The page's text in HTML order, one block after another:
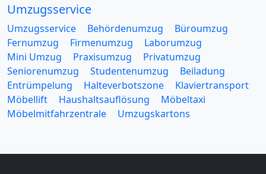
Umzugsservice
Umzugsservice Behördenumzug
Büroumzug
Fernumzug
Firmenumzug
Laborumzug
Mini Umzug
Praxisumzug
Privatumzug
Seniorenumzug
Studentenumzug
Beiladung
Entrümpelung
Halteverbotszone
Klaviertransport
Möbellift
Haushaltsauflösung
Möbeltaxi
Möbelmitfahrzentrale
Umzugskartons